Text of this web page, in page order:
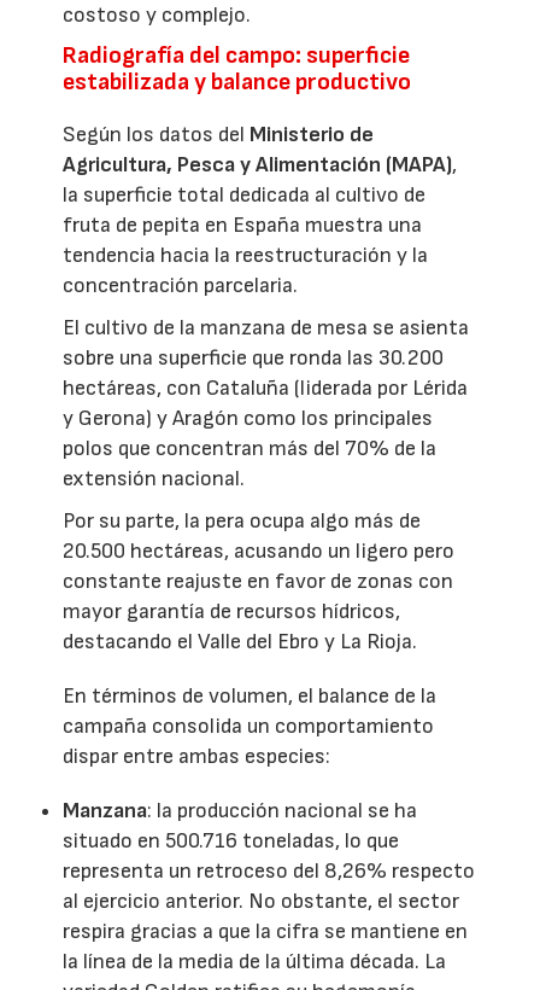
costoso y complejo.
Radiografía del campo: superficie
estabilizada y balance productivo
Según los datos del Ministerio de
Agricultura, Pesca y Alimentación (MAPA),
la superficie total dedicada al cultivo de
fruta de pepita en España muestra una
tendencia hacia la reestructuración y la
concentración parcelaria.
El cultivo de la manzana de mesa se asienta
sobre una superficie que ronda las 30.200
hectáreas, con Cataluña (liderada por Lérida
y Gerona) y Aragón como los principales
polos que concentran más del 70% de la
extensión nacional.
Por su parte, la pera ocupa algo más de
20.500 hectáreas, acusando un ligero pero
constante reajuste en favor de zonas con
mayor garantía de recursos hídricos,
destacando el Valle del Ebro y La Rioja.
En términos de volumen, el balance de la
campaña consolida un comportamiento
dispar entre ambas especies:
Manzana: la producción nacional se ha
situado en 500.716 toneladas, lo que
representa un retroceso del 8,26% respecto
al ejercicio anterior. No obstante, el sector
respira gracias a que la cifra se mantiene en
la línea de la media de la última década. La